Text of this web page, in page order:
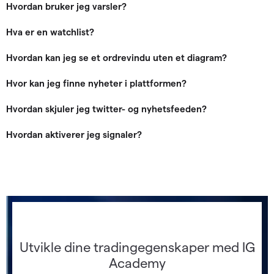
Hvordan bruker jeg varsler?
Hva er en watchlist?
Hvordan kan jeg se et ordrevindu uten et diagram?
Hvor kan jeg finne nyheter i plattformen?
Hvordan skjuler jeg twitter- og nyhetsfeeden?
Hvordan aktiverer jeg signaler?
Utvikle dine tradingegenskaper med IG
Academy